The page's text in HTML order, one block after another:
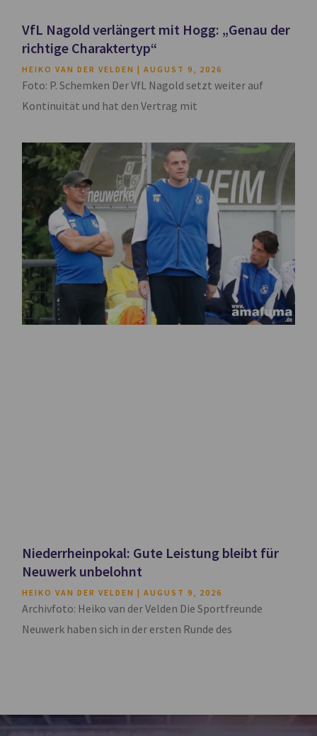
VfL Nagold verlängert mit Hogg: „Genau der
richtige Charaktertyp“
HEIKO VAN DER VELDEN AUGUST 9, 2026
Foto: P. Schemken Der VfL Nagold setzt weiter auf
Kontinuität und hat den Vertrag mit
Niederrheinpokal: Gute Leistung bleibt für
Neuwerk unbelohnt
HEIKO VAN DER VELDEN AUGUST 9, 2026
Archivfoto: Heiko van der Velden Die Sportfreunde
Neuwerk haben sich in der ersten Runde des